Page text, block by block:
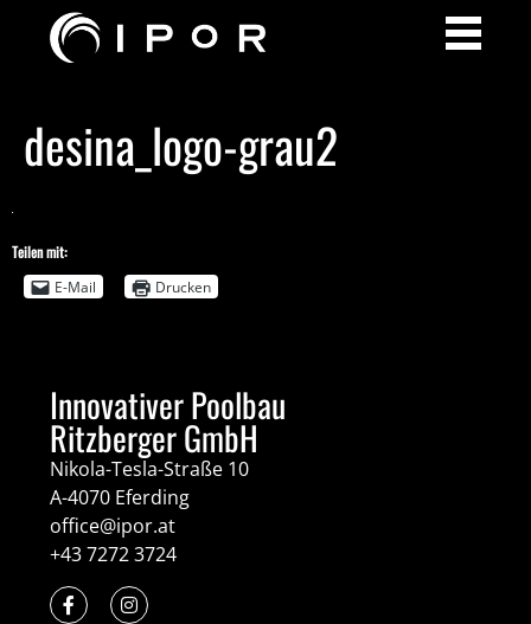
desina_logo-grau2
Teilen mit:
E-Mail
Drucken
Innovativer Poolbau
Ritzberger GmbH
Nikola-Tesla-Straße 10
A-4070 Eferding
office@ipor.at
+43 7272 3724